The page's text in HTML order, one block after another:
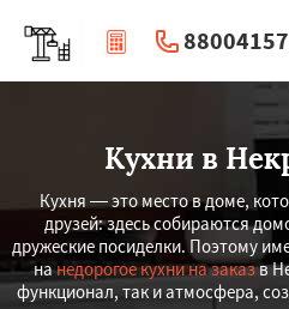
|
Кухни в
Кухня — это место в доме,
друзей: здесь собираются
дружеские посиделки. Поэтому
нанедорогое кухни на заказв
функционал, так и атмосфера,